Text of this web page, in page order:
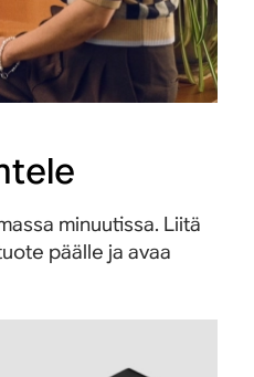
minuutissa. Liitä
päälle ja avaa